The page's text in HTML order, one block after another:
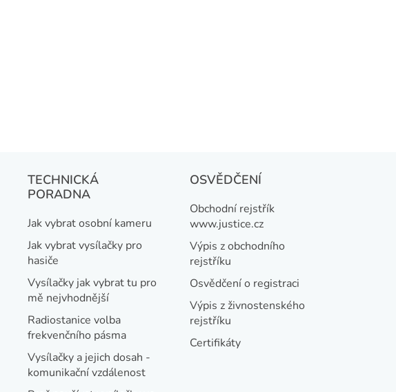
á
d
a
c
í
p
r
v
k
y
v
TECHNICKÁ
PORADNA
Jak vybrat osobní kameru
Jak vybrat vysílačky pro
hasiče
Vysílačky jak vybrat tu pro
mě nejvhodnější
Radiostanice volba
frekvenčního pásma
Vysílačky a jejich dosah -
komunikační vzdálenost
OSVĚDČENÍ
Obchodní rejstřík
www.justice.cz
Výpis z obchodního
rejstříku
Osvědčení o registraci
Výpis z živnostenského
rejstříku
Certifikáty